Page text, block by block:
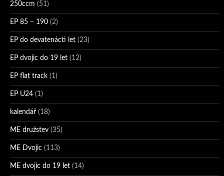
250ccm (51)
EP 85 – 190 (2)
EP do devatenácti let (23)
EP dvojic do 19 let (12)
EP flat track (1)
EP U24 (1)
kalendář (18)
ME družstev (35)
ME Dvojic (113)
ME dvojic do 19 let (14)